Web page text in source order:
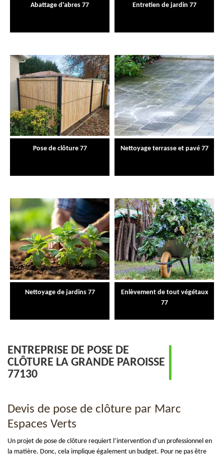
Abattage d'abres 77 Entretien de jardin 77
Pose de clôture 77 Nettoyage terrasse et pavé 77
Nettoyage de jardins 77
Enlèvement de tout végétaux
77
ENTREPRISE DE POSE DE
CLÔTURE LA GRANDE PAROISSE
77130
Devis de pose de clôture par Marc
Espaces Verts
Un projet de pose de clôture requiert l’intervention d’un professionnel en
la matière. Donc, cela implique également un budget. Pour ne pas être